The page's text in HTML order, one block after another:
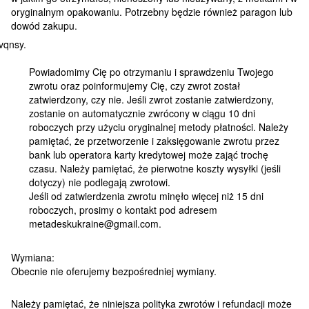
oryginalnym opakowaniu. Potrzebny będzie również paragon lub
dowód zakupu.
Powiadomimy Cię po otrzymaniu i sprawdzeniu Twojego
zwrotu oraz poinformujemy Cię, czy zwrot został
zatwierdzony, czy nie. Jeśli zwrot zostanie zatwierdzony,
zostanie on automatycznie zwrócony w ciągu 10 dni
roboczych przy użyciu oryginalnej metody płatności. Należy
pamiętać, że przetworzenie i zaksięgowanie zwrotu przez
bank lub operatora karty kredytowej może zająć trochę
czasu. Należy pamiętać, że pierwotne koszty wysyłki (jeśli
dotyczy) nie podlegają zwrotowi.
Jeśli od zatwierdzenia zwrotu minęło więcej niż 15 dni
roboczych, prosimy o kontakt pod adresem
metadeskukraine@gmail.com.
Wymiana:
Obecnie nie oferujemy bezpośredniej wymiany.
Należy pamiętać, że niniejsza polityka zwrotów i refundacji może